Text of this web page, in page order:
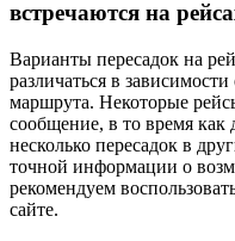
встречаются на
Варианты пересадок на
различаться в
маршрута. Некоторые
сообщение, в то время как
несколько пересадок в
точной информации о
рекомендуем
сайте.